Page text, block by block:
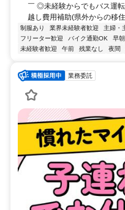
￣ ◎未経験からでもバス運
越し費用補助(県外からの移
制服あり 業界未経験者歓迎 主婦・
フリーター歓迎
バイク通勤OK 早朝
未経験者歓迎
午前 残業なし 夜間
業務委託